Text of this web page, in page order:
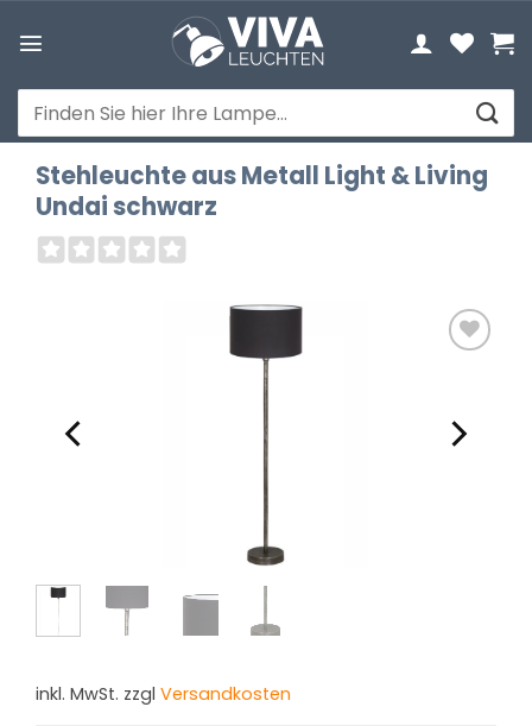
Inhalt
Suchen
nach:
Stehleuchte aus Metall Light & Living
Undai schwarz
inkl. MwSt. zzgl Versandkosten